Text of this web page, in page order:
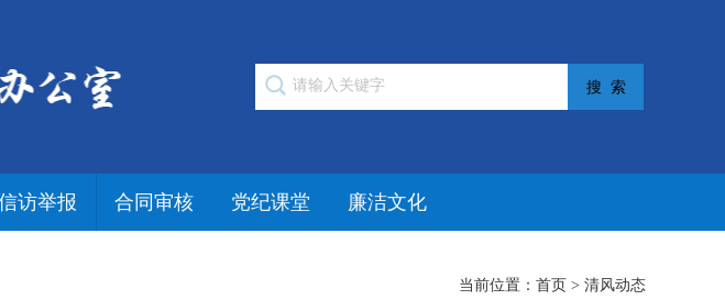
访举报 合同审核 党纪课堂 廉洁文化
当前位置： 首页 > 清风动态